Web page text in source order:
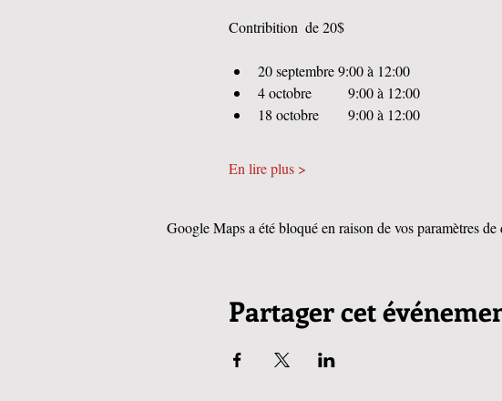
Contribition  de 20$
20 septembre 9:00 à 12:00
4 octobre          9:00 à 12:00
18 octobre        9:00 à 12:00
En lire plus >
Google Maps a été bloqué en raison de vos paramètres
Partager cet